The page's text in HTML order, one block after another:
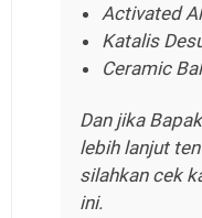
Activated
Katalis
Ceramic
Dan jika
lebih lanjut
silahkan cek
ini.